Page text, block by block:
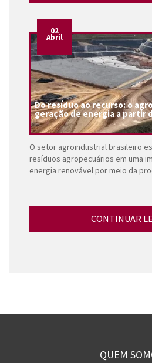
02
Abril
Do resíduo ao recurso: o
geração de energia a partir
O setor agroindustrial brasileiro
resíduos agropecuários em uma
energia renovável por meio da
CONTINUAR
QUEM